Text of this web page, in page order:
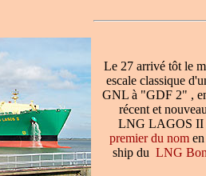
Le 27 arrivé tôt le
escale classique
GNL à "GDF 2" ,
récent et
LNG LAGOS II
premier du nom
ship du LNG